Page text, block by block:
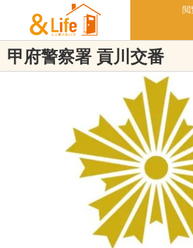
閲
甲府警察署 貢川交番